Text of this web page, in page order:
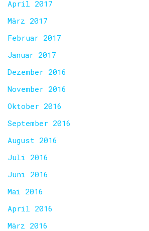
April 2017
März 2017
Februar 2017
Januar 2017
Dezember 2016
November 2016
Oktober 2016
September 2016
August 2016
Juli 2016
Juni 2016
Mai 2016
April 2016
März 2016